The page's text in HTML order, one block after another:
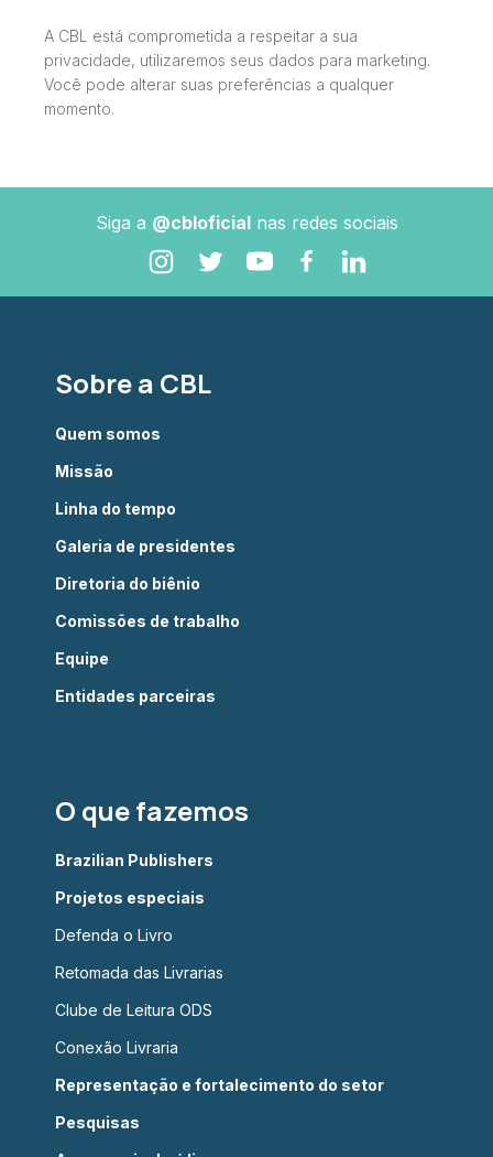
A CBL está comprometida a respeitar a sua
privacidade, utilizaremos seus dados para marketing.
Você pode alterar suas preferências a qualquer
momento.
Siga a @cbloficialnas redes sociais
Sobre a CBL
Quem somos
Missão
Linha do tempo
Galeria de presidentes
Diretoria do biênio
Comissões de trabalho
Equipe
Entidades parceiras
O que fazemos
Brazilian Publishers
Projetos especiais
Defenda o Livro
Retomada das Livrarias
Clube de Leitura ODS
Conexão Livraria
Representação e fortalecimento do setor
Pesquisas